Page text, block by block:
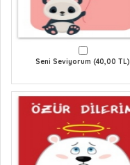
Seni Seviyorum (40,00 TL)